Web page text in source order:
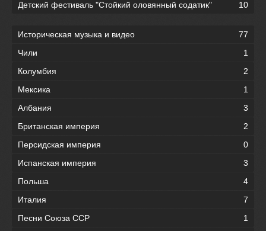
Детский фестиваль "Стойкий оловянный содатик" 10
Историческая музыка и видео
77
Чили
1
Колумбия
2
Мексика
1
Албания
3
Британская империя
2
Персидская империя
0
Испанская империя
3
Польша
4
Италия
7
Песни Союза ССР
1